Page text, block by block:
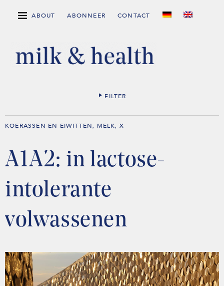
ABOUT ABONNEER CONTACT
FILTER
KOERASSEN EN EIWITTEN MELK X
A1A2: in lactose-
intolerante
volwassenen